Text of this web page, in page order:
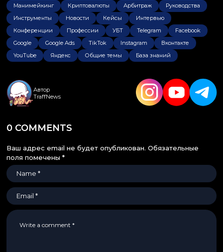
Манимейкинг Криптовалюты Арбитраж
Руководства
Инструменты
Новости Кейсы
Интервью
Конференции
Профессии УБТ Telegram
Facebook
Google
Google Ads TikTok Instagram
Вконтакте
YouTube
Яндекс Общие темы База знаний
Автор
TraffNews
0 COMMENTS
Ваш адрес email не будет опубликован. Обязательные
поля помечены *